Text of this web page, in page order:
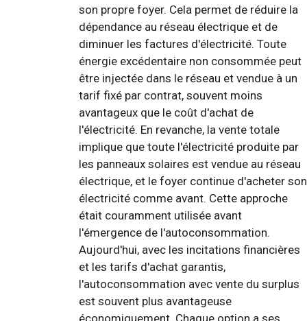
son propre foyer. Cela permet de réduire la
dépendance au réseau électrique et de
diminuer les factures d'électricité. Toute
énergie excédentaire non consommée peut
être injectée dans le réseau et vendue à un
tarif fixé par contrat, souvent moins
avantageux que le coût d'achat de
l'électricité. En revanche, la vente totale
implique que toute l'électricité produite par
les panneaux solaires est vendue au réseau
électrique, et le foyer continue d'acheter son
électricité comme avant. Cette approche
était couramment utilisée avant
l'émergence de l'autoconsommation.
Aujourd'hui, avec les incitations financières
et les tarifs d'achat garantis,
l'autoconsommation avec vente du surplus
est souvent plus avantageuse
économiquement. Chaque option a ses